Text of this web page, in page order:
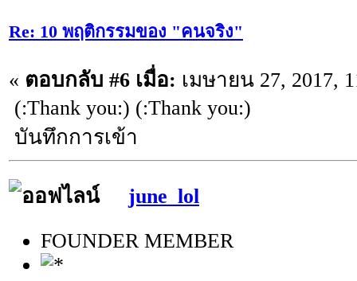
Re: 10 พฤติกรรมของ "คนจริง"
« ตอบกลับ #6 เมื่อ: เมษายน 27, 2017,
(:Thank you:) (:Thank you:)
บันทึกการเข้า
june_lol
FOUNDER MEMBER